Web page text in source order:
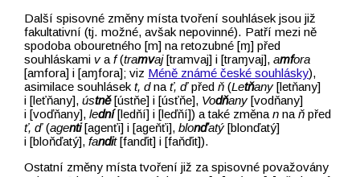
Další spisovné změny místa tvoření souhlásek jsou již
fakultativní (tj. možné, avšak nepovinné). Patří mezi ně
spodoba obouretného [m] na retozubné [ɱ] před
souhláskami v af(tramvaj[tramvaj] i [traɱvaj],amfora
[amfora] i [aɱfora]; viz Méně známé české souhlásky),
asimilace souhlásek t, dna ť, ďpředň(Letňany[letňany]
i [leťňany],ústně[ústňe] i [úsťňe], Vodňany[vodňany]
i [voďňany],lední[ledňí] i [leďňí]) a také změnan naň před
ť, ď(agenti[agenťi] i [ageňťi],blonďatý[blonďatý]
i [bloňďatý],fandit[fanďit] i [faňďit]).
Ostatní změny místa tvoření již za spisovné považovány